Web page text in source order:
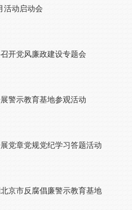
活动启动会
开党风廉政建设专题会
警示教育基地参观活动
党章党规党纪学习答题活动
京市反腐倡廉警示教育基地